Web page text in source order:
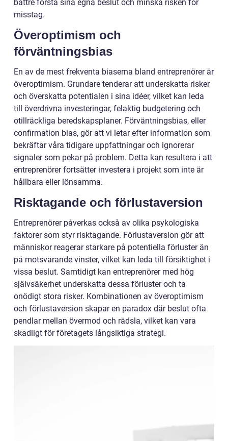
bättre förstå sina egna beslut och minska risken för
misstag.
Överoptimism och
förväntningsbias
En av de mest frekventa biaserna bland entreprenörer är
överoptimism. Grundare tenderar att underskatta risker
och överskatta potentialen i sina idéer, vilket kan leda
till överdrivna investeringar, felaktig budgetering och
otillräckliga beredskapsplaner. Förväntningsbias, eller
confirmation bias, gör att vi letar efter information som
bekräftar våra tidigare uppfattningar och ignorerar
signaler som pekar på problem. Detta kan resultera i att
entreprenörer fortsätter investera i projekt som inte är
hållbara eller lönsamma.
Risktagande och förlustaversion
Entreprenörer påverkas också av olika psykologiska
faktorer som styr risktagande. Förlustaversion gör att
människor reagerar starkare på potentiella förluster än
på motsvarande vinster, vilket kan leda till försiktighet i
vissa beslut. Samtidigt kan entreprenörer med hög
självsäkerhet underskatta dessa förluster och ta
onödigt stora risker. Kombinationen av överoptimism
och förlustaversion skapar en paradox där beslut ofta
pendlar mellan övermod och rädsla, vilket kan vara
skadligt för företagets långsiktiga strategi.